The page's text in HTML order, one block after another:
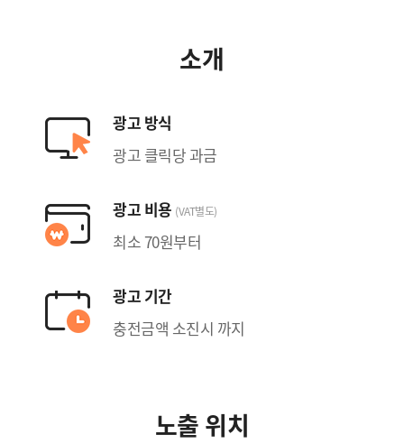
소개
광고 방식
광고 클릭당 과금
광고 비용 (VAT별도)
최소 70원부터
광고 기간
충전금액 소진시 까지
노출 위치